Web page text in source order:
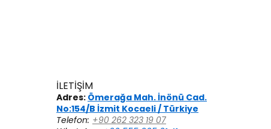
İLETİŞİM
Adres: Ömerağa Mah. İnönü Cad.
No:154/B İzmit Kocaeli / Türkiye
Telefon: +90 262 323 19 07